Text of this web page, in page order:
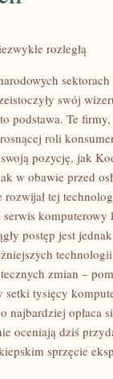
rozległą
swój
podstawa. Te
roli
pozycję, jak
w obawie przed
tej
postęp jest
zmian –
tysięcy
najbardziej opłaca
oceniają dziś
sprzęcie